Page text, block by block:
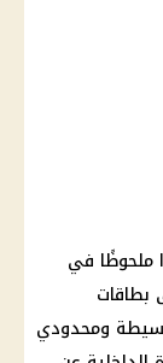
ملحوظًا في
بطاقات
البسيطة ومحدودي